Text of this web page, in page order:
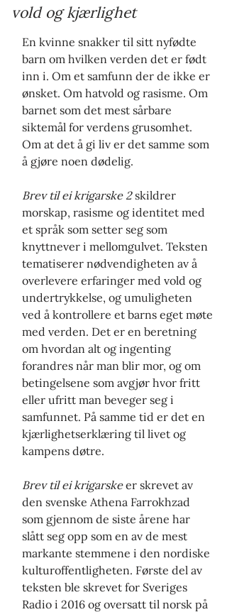
vold og kjærlighet
En kvinne snakker til sitt nyfødte
barn om hvilken verden det er født
inn i. Om et samfunn der de ikke er
ønsket. Om hatvold og rasisme. Om
barnet som det mest sårbare
siktemål for verdens grusomhet.
Om at det å gi liv er det samme som
å gjøre noen dødelig.
Brev til ei krigarske 2skildrer
morskap, rasisme og identitet med
et språk som setter seg som
knyttnever i mellomgulvet. Teksten
tematiserer nødvendigheten av å
overlevere erfaringer med vold og
undertrykkelse, og umuligheten
ved å kontrollere et barns eget møte
med verden. Det er en beretning
om hvordan alt og ingenting
forandres når man blir mor, og om
betingelsene som avgjør hvor fritt
eller ufritt man beveger seg i
samfunnet. På samme tid er det en
kjærlighetserklæring til livet og
kampens døtre.
Brev til ei krigarskeer skrevet av
den svenske Athena Farrokhzad
som gjennom de siste årene har
slått seg opp som en av de mest
markante stemmene i den nordiske
kulturoffentligheten. Første del av
teksten ble skrevet for Sveriges
Radio i 2016 og oversatt til norsk på